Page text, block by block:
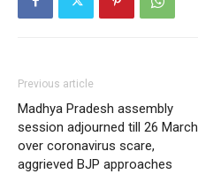
Previous article
Madhya Pradesh assembly
session adjourned till 26 March
over coronavirus scare,
aggrieved BJP approaches